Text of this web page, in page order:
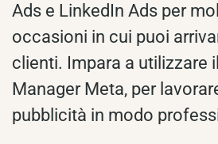
Ads e LinkedIn Ads per
occasioni in cui puoi
clienti. Impara a utilizzare
Manager Meta, per
pubblicità in modo